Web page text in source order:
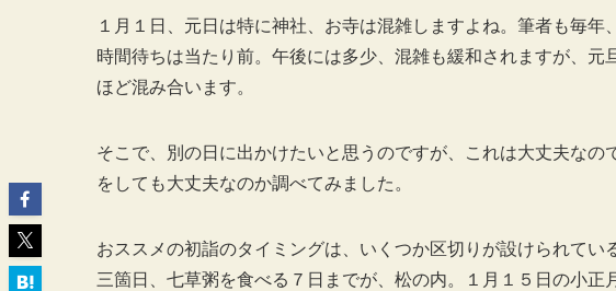
１月１日、元日は特に神社、お寺は混雑しますよね。筆者も毎
時間待ちは当たり前。午後には多少、混雑も緩和されますが、元
ほど混み合います。
そこで、別の日に出かけたいと思うのですが、これは大丈夫な
をしても大丈夫なのか調べてみました。
おススメの初詣のタイミングは、いくつか区切りが設けられて
三箇日、七草粥を食べる７日までが、松の内。１月１５日の小正